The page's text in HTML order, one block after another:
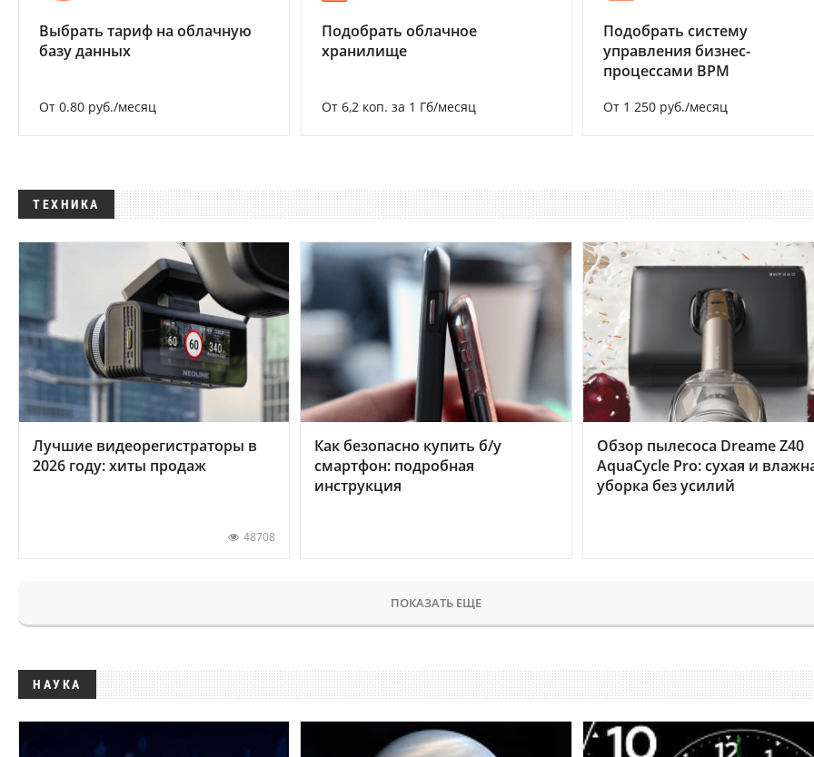
Выбрать тариф на облачную
базу данных
От 0.80 руб./месяц
Подобрать облачное
хранилище
От 6,2 коп. за 1 Гб/месяц
Подобрать систему
управления бизнес-
процессами BPM
От 1 250 руб./месяц
ТЕХНИКА
Лучшие видеорегистраторы в
2026 году: хиты продаж
48708
Как безопасно купить б/у
смартфон: подробная
инструкция
Обзор пылесоса Dreame Z40
AquaCycle Pro: сухая и
уборка без усилий
ПОКАЗАТЬ ЕЩЕ
НАУКА